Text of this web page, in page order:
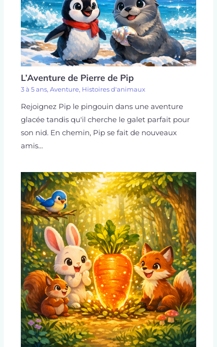
L’Aventure de Pierre de Pip
3 à 5 ans, Aventure, Histoires d'animaux
Rejoignez Pip le pingouin dans une aventure
glacée tandis qu'il cherche le galet parfait pour
son nid. En chemin, Pip se fait de nouveaux
amis…